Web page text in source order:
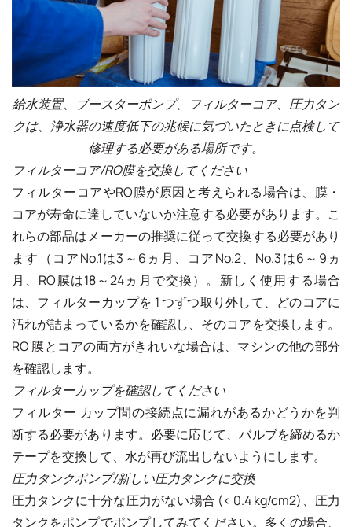
給水装置、ブースターポンプ、フィルターコア、圧力タン
クは、浄水器の速度低下の兆候に気づいたときに点検して
修理する必要がある場所です。
フィルターコア/RO膜を交換してください
フィルターコアやRO膜が原因と考えられる場合は、膜・
コアが寿命に達していないか注意する必要があります。こ
れらの部品はメーカーの推奨に従って交換する必要があり
ます（コアNo.1は3～6ヵ月、コアNo.2、No.3は6～9ヵ
月、RO膜は18～24ヵ月で交換）。新しく使用する場合
は、フィルターカップを 1 つずつ取り外して、どのコアに
汚れが詰まっているかを確認し、そのコアを交換します。
RO 膜とコアの両方がきれいな場合は、マシンの他の部分
を確認します。
フィルターカップを確認してください
フィルター カップ間の接続点に漏れがあるかどうかを判
断する必要があります。必要に応じて、バルブを締めるか
テープを交換して、水が再び流出しないようにします。
圧力タンクポンプ/新しい圧力タンクに交換
圧力タンクに十分な圧力がない場合 (< 0.4 kg/cm2)、圧力
タンクをポンプでポンプしてみてください。多くの場合、